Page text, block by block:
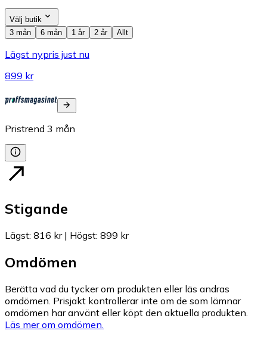
Välj butik
3 mån
6 mån 1 år 2 år Allt
Lägst nypris just nu
899 kr
Pristrend 3 mån
Stigande
Lägst: 816 kr| Högst: 899 kr
Omdömen
Berätta vad du tycker om produkten eller läs andras
omdömen. Prisjakt kontrollerar inte om de som lämnar
omdömen har använt eller köpt den aktuella produkten.
Läs mer om omdömen.